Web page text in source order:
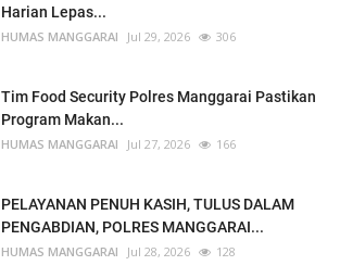
Harian Lepas...
HUMAS MANGGARAI Jul 29, 2026 306
Tim Food Security Polres Manggarai Pastikan
Program Makan...
HUMAS MANGGARAI Jul 27, 2026 166
PELAYANAN PENUH KASIH, TULUS DALAM
PENGABDIAN, POLRES MANGGARAI...
HUMAS MANGGARAI Jul 28, 2026 128